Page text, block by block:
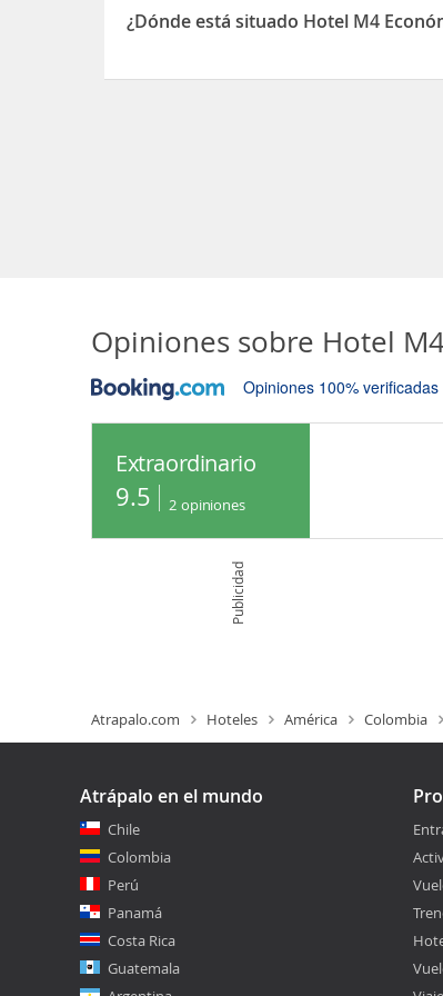
¿Dónde está situado Hotel M4
Opiniones sobre Hotel
Opiniones 100% verificadas
Extraordinario
9.5 2 opiniones
Publicidad
Atrapalo.com Hoteles América Colombia
Atrápalo en el mundo
Chile
Colombia
Perú
Panamá
Costa Rica
Guatemala